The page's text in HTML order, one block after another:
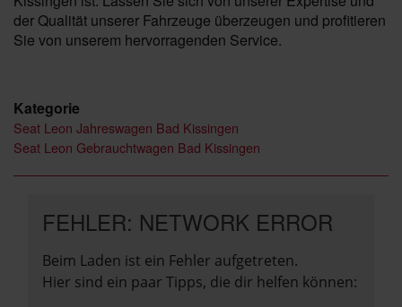
der Qualität unserer Fahrzeuge überzeugen und profitieren
Sie von unserem hervorragenden Service.
Kategorie
Seat Leon Jahreswagen Bad Kissingen
Seat Leon Gebrauchtwagen Bad Kissingen
FEHLER: NETWORK ERROR
Beim Laden ist ein Fehler aufgetreten.
Hier sind ein paar Tipps, die dir helfen können: